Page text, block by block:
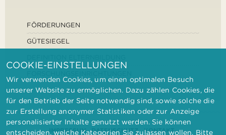
FÖRDERUNGEN
GÜTESIEGEL
IMPRESSUM DATENSCHUTZ KONTAKT
COOKIE-EINSTELLUNGEN
Wir verwenden Cookies, um einen optimalen Besuch
unserer Website zu ermöglichen. Dazu zählen Cookies, die
für den Betrieb der Seite notwendig sind, sowie solche die
zur Erstellung anonymer Statistiken oder zur Anzeige
personalisierter Inhalte genutzt werden. Sie können
entscheiden, welche Kategorien Sie zulassen wollen. Bitte